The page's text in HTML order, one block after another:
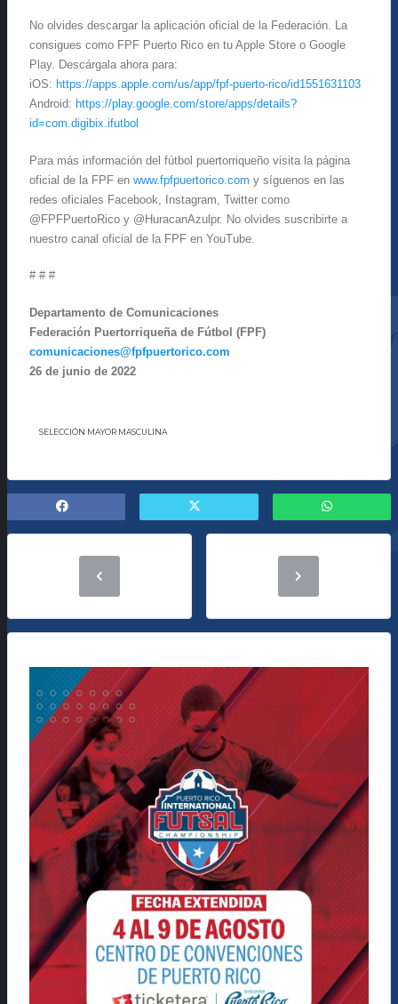
No olvides descargar la aplicación oficial de la Federación. La
consigues como FPF Puerto Rico en tu Apple Store o Google
Play. Descárgala ahora para:
iOS: https://apps.apple.com/us/app/fpf-puerto-rico/id1551631103
Android: https://play.google.com/store/apps/details?
id=com.digibix.ifutbol
Para más información del fútbol puertorriqueño visita la página
oficial de la FPF en www.fpfpuertorico.com y síguenos en las
redes oficiales Facebook, Instagram, Twitter como
@FPFPuertoRico y @HuracanAzulpr. No olvides suscribirte a
nuestro canal oficial de la FPF en YouTube.
# # #
Departamento de Comunicaciones
Federación Puertorriqueña de Fútbol (FPF)
comunicaciones@fpfpuertorico.com
26 de junio de 2022
SELECCIÓN MAYOR MASCULINA